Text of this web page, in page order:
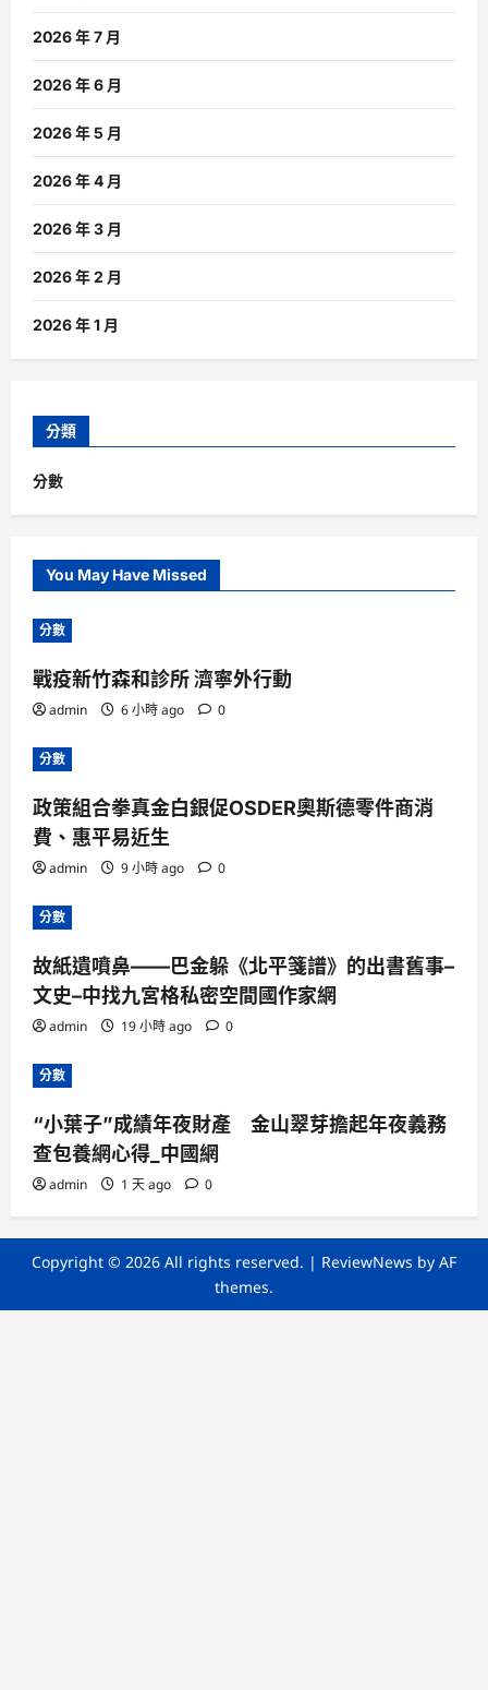
2026 年 7 月
2026 年 6 月
2026 年 5 月
2026 年 4 月
2026 年 3 月
2026 年 2 月
2026 年 1 月
分類
分數
You May Have Missed
分數
戰疫新竹森和診所 濟寧外行動
admin 6 小時 ago 0
分數
政策組合拳真金白銀促OSDER奧斯德零件商消
費、惠平易近生
admin 9 小時 ago 0
分數
故紙遺噴鼻——巴金躲《北平箋譜》的出書舊事–
文史–中找九宮格私密空間國作家網
admin 19 小時 ago 0
分數
“小葉子”成績年夜財產 金山翠芽擔起年夜義務
查包養網心得_中國網
admin 1 天 ago 0
Copyright © 2026 All rights reserved. | ReviewNews by AF
themes.